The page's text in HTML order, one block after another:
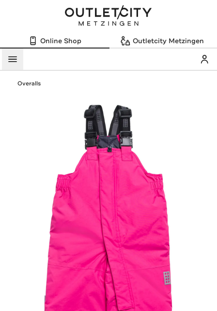
Online Shop Outletcity Metzingen
Menü
Overalls